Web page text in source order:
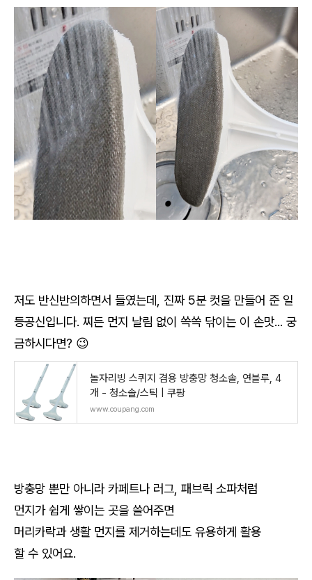
저도 반신반의하면서 들였는데, 진짜 5분 컷을 만들어 준 일
등공신입니다. 찌든 먼지 날림 없이 쓱쓱 닦이는 이 손맛... 궁
금하시다면? 😉
놀자리빙 스퀴지 겸용 방충망 청소솔, 연블루, 4
개 - 청소솔/스틱 | 쿠팡
www.coupang.com
방충망 뿐만 아니라 카페트나 러그, 패브릭 소파처럼
먼지가 쉽게 쌓이는 곳을 쓸어주면
머리카락과 생활 먼지를 제거하는데도 유용하게 활용
할 수 있어요.